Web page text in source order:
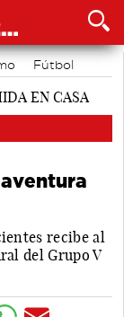
Fútbol
recibe al
del Grupo V